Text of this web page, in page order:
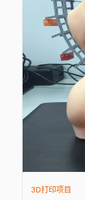
3D打印项目